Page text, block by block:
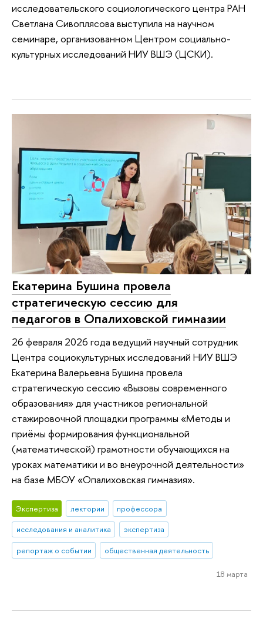
исследовательского социологического центра РАН
Светлана Сивоплясова выступила на научном
семинаре, организованном Центром социально-
культурных исследований НИУ ВШЭ (ЦСКИ).
Екатерина Бушина провела
стратегическую сессию для
педагогов в Опалиховской гимназии
26 февраля 2026 года ведущий научный сотрудник
Центра социокультурных исследований НИУ ВШЭ
Екатерина Валерьевна Бушина провела
стратегическую сессию «Вызовы современного
образования» для участников региональной
стажировочной площадки программы «Методы и
приёмы формирования функциональной
(математической) грамотности обучающихся на
уроках математики и во внеурочной деятельности»
на базе МБОУ «Опалиховская гимназия».
Экспертиза лектории
профессора
исследования и аналитика
экспертиза
репортаж о событии
общественная деятельность
18 марта